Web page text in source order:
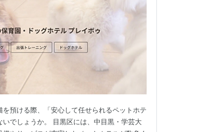
預ける際、「安心して任せられるペットホテ
でしょうか。 目黒区には、中目黒・学芸大